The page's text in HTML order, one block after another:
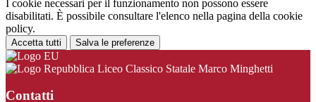
I cookie necessari per il funzionamento non possono essere
disabilitati. È possibile consultare l'elenco nella pagina della cookie
policy.
Accetta tutti Salva le preferenze
Liceo Classico Statale Marco Minghetti
Contatti